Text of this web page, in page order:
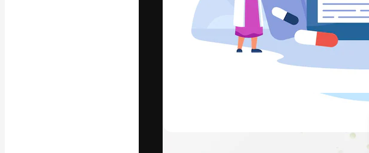
Freepik Company S.L.U.